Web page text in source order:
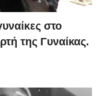
στο
της Γυναίκας.